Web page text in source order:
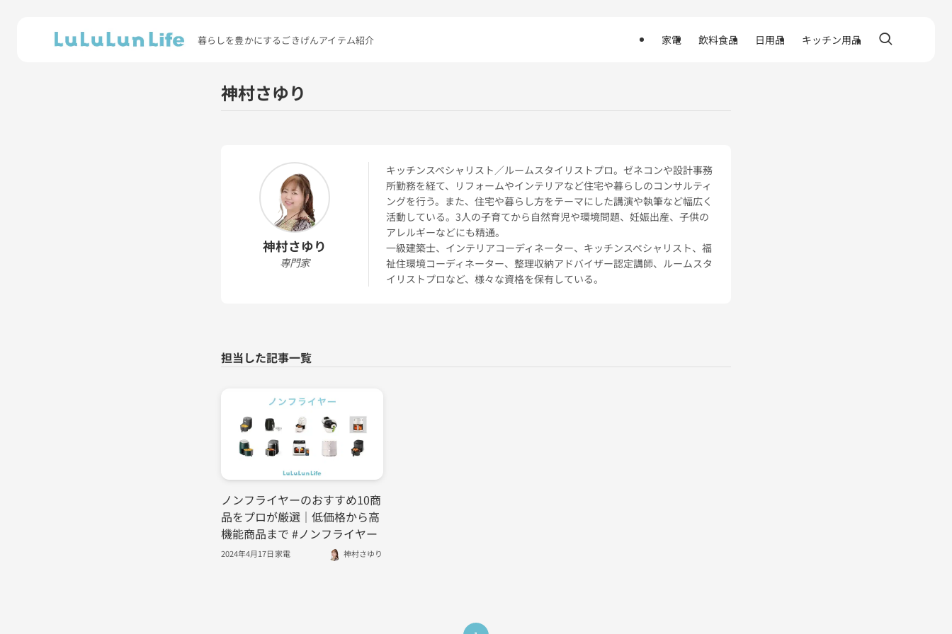
暮らしを豊かにするごきげんアイテム紹介 家電 飲料食品 日用品 キッチン用品
神村さゆり
神村さゆり
専門家
キッチンスペシャリスト／ルームスタイリストプロ。ゼネコンや設計事務
所勤務を経て、リフォームやインテリアなど住宅や暮らしのコンサルティ
ングを行う。また、住宅や暮らし方をテーマにした講演や執筆など幅広く
活動している。3人の子育てから自然育児や環境問題、妊娠出産、子供の
アレルギーなどにも精通。
一級建築士、インテリアコーディネーター、キッチンスペシャリスト、福
祉住環境コーディネーター、整理収納アドバイザー認定講師、ルームスタ
イリストプロなど、様々な資格を保有している。
ノンフライヤーのおすすめ10商
品をプロが厳選｜低価格から高
機能商品まで #ノンフライヤー
2024年4月17日家電 神村さゆり